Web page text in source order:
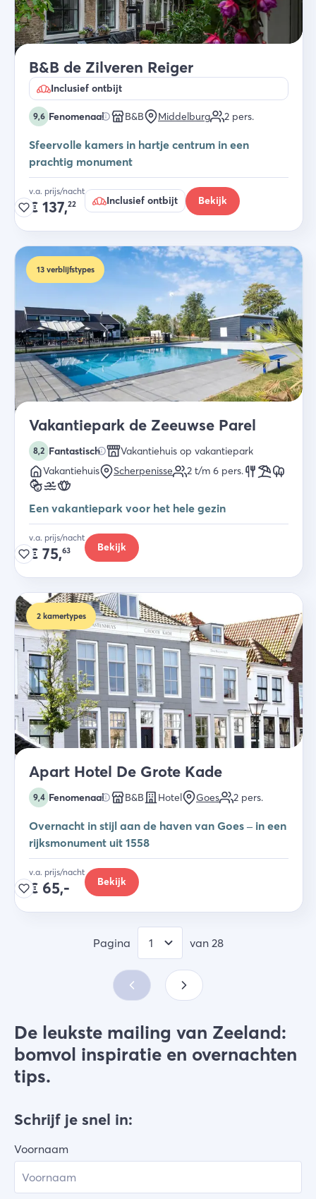
B&B de Zilveren Reiger
Inclusief ontbijt
9,6 Fenomenaal B&B Middelburg 2 pers.
Sfeervolle kamers in hartje centrum in een
prachtig monument
v.a. prijs/nacht
€ 137,22 Inclusief ontbijt Bekijk
13 verblijfstypes
Vakantiepark de Zeeuwse Parel
8,2 Fantastisch
Vakantiehuis op vakantiepark
Vakantiehuis
Scherpenisse 2 t/m 6 pers.
Een vakantiepark voor het hele gezin
v.a. prijs/nacht
€ 75,63 Bekijk
2 kamertypes
Apart Hotel De Grote Kade
9,4 Fenomenaal B&B Hotel Goes 2 pers.
Overnacht in stijl aan de haven van Goes – in een
rijksmonument uit 1558
v.a. prijs/nacht
€ 65,- Bekijk
Pagina van 28
De leukste mailing van Zeeland:
bomvol inspiratie en overnachten
tips.
Schrijf je snel in:
Voornaam